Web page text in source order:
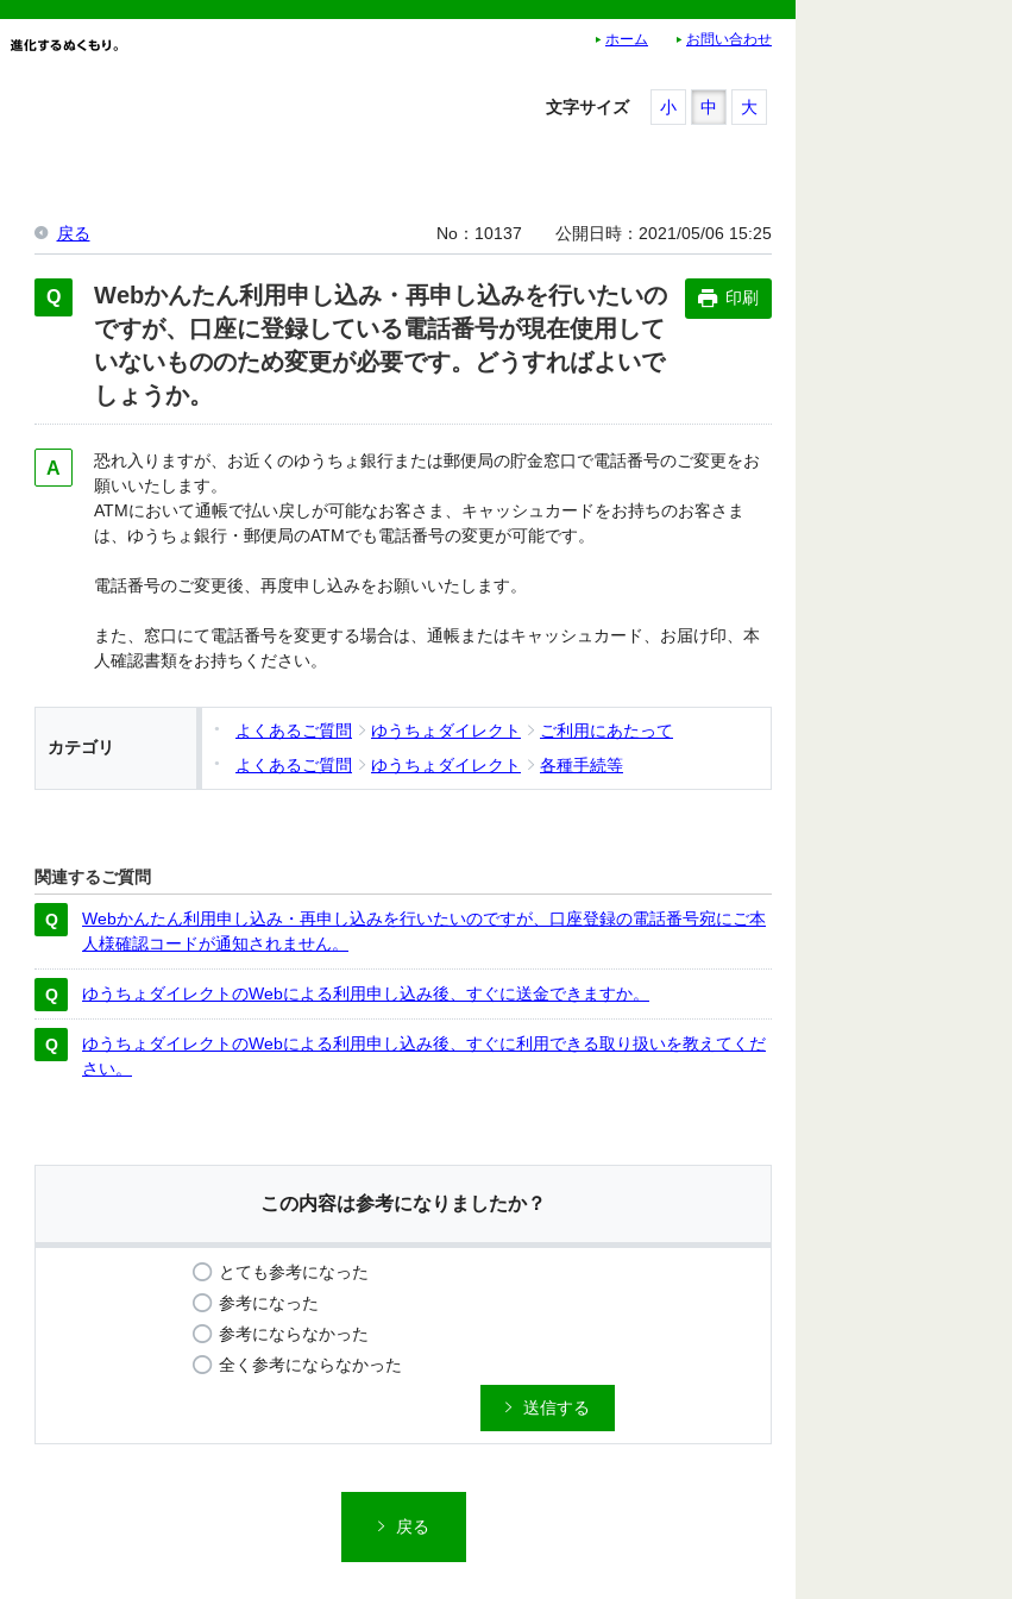
ホーム お問い合わせ
文字サイズ 小 中 大
戻る No 10137 公開日時 2021/05/06 15:25
Webかんたん利用申し込み・再申し込みを行いたいの
ですが、口座に登録している電話番号が現在使用して
いないもののため変更が必要です。どうすればよいで
しょうか。
印刷
恐れ入りますが、お近くのゆうちょ銀行または郵便局の貯金窓口で電話番号のご変更をお
願いいたします。
ATMにおいて通帳で払い戻しが可能なお客さま、キャッシュカードをお持ちのお客さま
は、ゆうちょ銀行・郵便局のATMでも電話番号の変更が可能です。
電話番号のご変更後、再度申し込みをお願いいたします。
また、窓口にて電話番号を変更する場合は、通帳またはキャッシュカード、お届け印、本
人確認書類をお持ちください。
カテゴリ
よくあるご質問 ゆうちょダイレクト
ご利用にあたって
よくあるご質問
ゆうちょダイレクト 各種手続等
関連するご質問
Webかんたん利用申し込み・再申し込みを行いたいのですが、口座登録の電話番号宛にご本
人様確認コードが通知されません。
ゆうちょダイレクトのWebによる利用申し込み後、すぐに送金できますか。
ゆうちょダイレクトのWebによる利用申し込み後、すぐに利用できる取り扱いを教えてくだ
さい。
この内容は参考になりましたか？
とても参考になった
参考になった
参考にならなかった
全く参考にならなかった
送信する
戻る